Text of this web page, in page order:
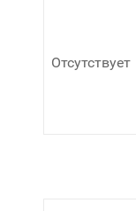
Отсутствует